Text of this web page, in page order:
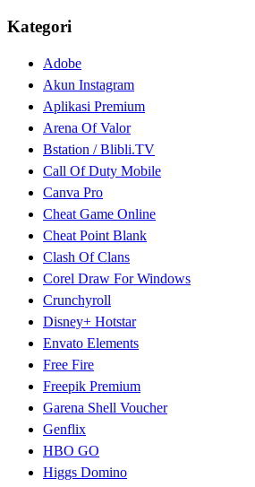
Kategori
Adobe
Akun Instagram
Aplikasi Premium
Arena Of Valor
Bstation / Blibli.TV
Call Of Duty Mobile
Canva Pro
Cheat Game Online
Cheat Point Blank
Clash Of Clans
Corel Draw For Windows
Crunchyroll
Disney+ Hotstar
Envato Elements
Free Fire
Freepik Premium
Garena Shell Voucher
Genflix
HBO GO
Higgs Domino